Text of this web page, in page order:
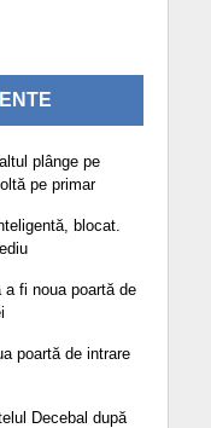
plânge pe
pe primar
blocat.
fi noua poartă de
poartă de intrare
Decebal după